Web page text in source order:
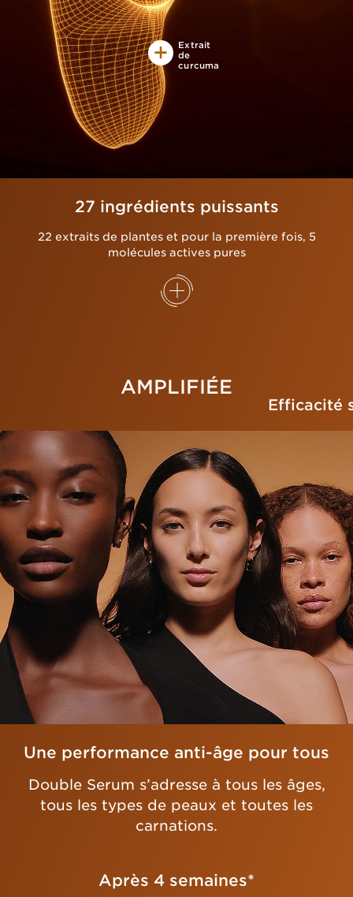
Extrait
de
curcuma
27 ingrédients puissants
22 extraits de plantes et pour la première fois, 5
molécules actives pures
AMPLIFIÉE
Efficacité
Une performance anti-âge pour tous
Double Serum s’adresse à tous les âges,
tous les types de peaux et toutes les
carnations.
Après 4 semaines*